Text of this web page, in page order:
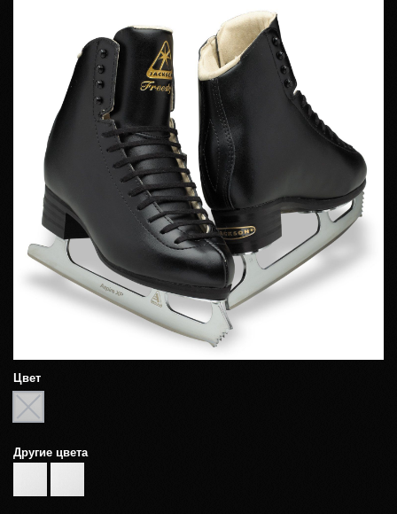
Цвет
Другие цвета